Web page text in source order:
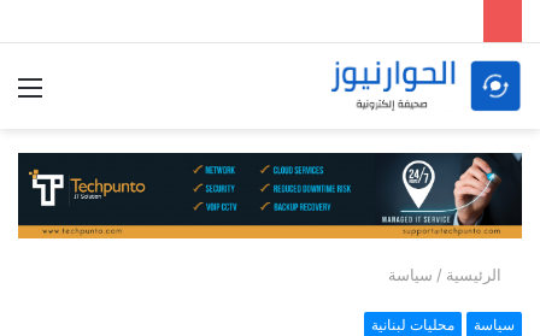
الرئيسية / سياسة
سياسة محليات لبنانية